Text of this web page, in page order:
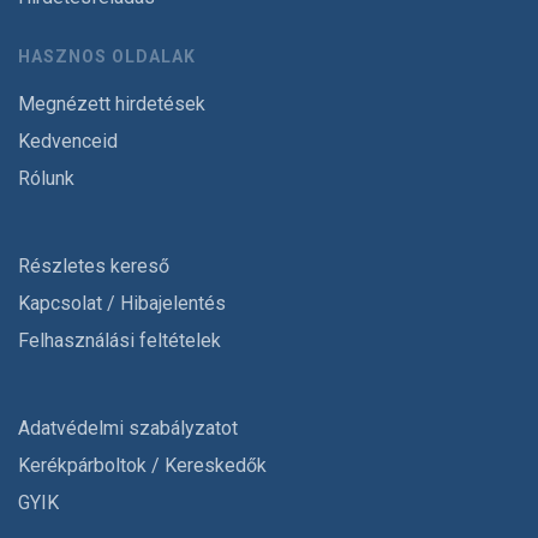
HASZNOS OLDALAK
Megnézett hirdetések
Kedvenceid
Rólunk
Részletes kereső
Kapcsolat / Hibajelentés
Felhasználási feltételek
Adatvédelmi szabályzatot
Kerékpárboltok / Kereskedők
GYIK